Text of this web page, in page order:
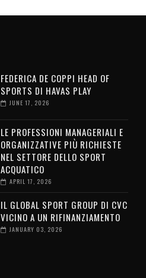
FEDERICA DE COPPI HEAD OF
SPORTS DI HAVAS PLAY
JUNE 17, 2026
LE PROFESSIONI MANAGERIALI E
ORGANIZZATIVE PIÙ RICHIESTE
NEL SETTORE DELLO SPORT
ACQUATICO
APRIL 17, 2026
IL GLOBAL SPORT GROUP DI CVC
VICINO A UN RIFINANZIAMENTO
JANUARY 03, 2026